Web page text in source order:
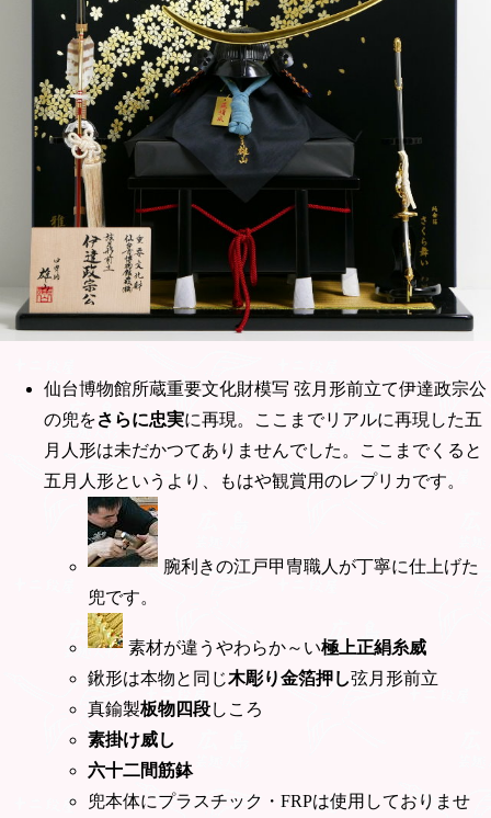
仙台博物館所蔵重要文化財模写 弦月形前立て伊達政宗公
の兜をさらに忠実に再現。ここまでリアルに再現した五
月人形は未だかつてありませんでした。ここまでくると
五月人形というより、もはや観賞用のレプリカです。
腕利きの江戸甲冑職人が丁寧に仕上げた
兜です。
素材が違うやわらか～い極上正絹糸威
鍬形は本物と同じ木彫り金箔押し弦月形前立
真鍮製板物四段しころ
素掛け威し
六十二間筋鉢
兜本体にプラスチック・FRPは使用しておりませ